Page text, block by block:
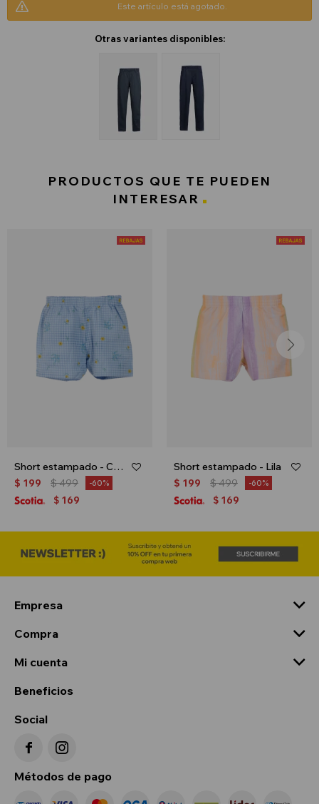
Este artículo está agotado.
Otras variantes disponibles:
PRODUCTOS QUE TE PUEDEN
INTERESAR
Short estampado - Celeste
$ 199 $499 60
$ 169
Short estampado - Lila
$ 199 $499 60
$ 169
Empresa
Compra
Mi cuenta
Beneficios
Social
 
Métodos de pago